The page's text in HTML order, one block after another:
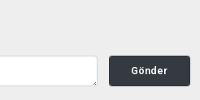
Gönder